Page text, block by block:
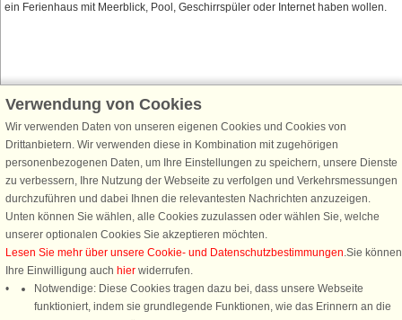
ein Ferienhaus mit Meerblick, Pool, Geschirrspüler oder Internet haben wollen.
Schließen Sie sich 100.000 Ferienhaus-Fans an
Erhalten Sie einenWillkommensgutschein von 25 € für Ihren nächsten
Ferienhausurlaub - melden Sie sich einfach für den DanCenter Newsletter
an. Verpassen Sie nie wieder exklusive Angebote, Gewinnspiele und
Urlaubstipps!
Newsletter abonnieren
Verwendung von Cookies
Wir verwenden Daten von unseren eigenen Cookies und Cookies von
Drittanbietern. Wir verwenden diese in Kombination mit zugehörigen
personenbezogenen Daten, um Ihre Einstellungen zu speichern, unsere Dienste
zu verbessern, Ihre Nutzung der Webseite zu verfolgen und Verkehrsmessungen
durchzuführen und dabei Ihnen die relevantesten Nachrichten anzuzeigen.
Unten können Sie wählen, alle Cookies zuzulassen oder wählen Sie, welche
unserer optionalen Cookies Sie akzeptieren möchten.
Lesen Sie mehr über unsere Cookie- und Datenschutzbestimmungen .Sie können
Ihre Einwilligung auch hier widerrufen.
Notwendige: Diese Cookies tragen dazu bei, dass unsere Webseite
funktioniert, indem sie grundlegende Funktionen, wie das Erinnern an die